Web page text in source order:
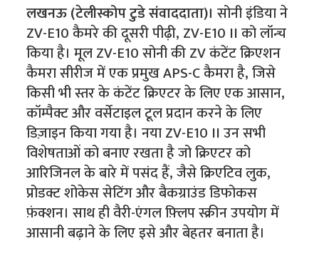
लखनऊ (टेलीस्कोप टुडे संवाददाता)।सोनी इंडिया ने
ZV-E10 कैमरे की दूसरी पीढ़ी, ZV-E10 II को लॉन्च
किया है। मूल ZV-E10 सोनी की ZV कंटेंट क्रिएशन
कैमरा सीरीज में एक प्रमुख APS-C कैमरा है, जिसे
किसी भी स्तर के कंटेंट क्रिएटर के लिए एक आसान,
कॉम्पैक्ट और वर्सेटाइल टूल प्रदान करने के लिए
डिज़ाइन किया गया है। नया ZV-E10 II उन सभी
विशेषताओं को बनाए रखता है जो क्रिएटर को
आरिजिनल के बारे में पसंद हैं, जैसे क्रिएटिव लुक,
प्रोडक्ट शोकेस सेटिंग और बैकग्राउंड डिफोकस
फ़ंक्शन। साथ ही वैरी-एंगल फ़्लिप स्क्रीन उपयोग में
आसानी बढ़ाने के लिए इसे और बेहतर बनाता है।